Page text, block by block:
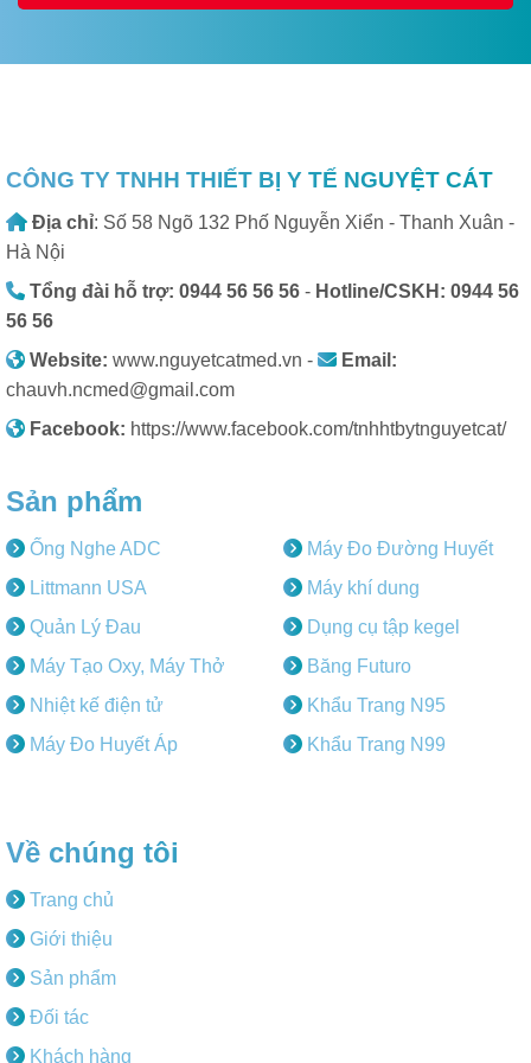
CÔNG TY TNHH THIẾT BỊ Y TẾ NGUYỆT CÁT
Địa chỉ: Số 58 Ngõ 132 Phố Nguyễn Xiển - Thanh Xuân -
Hà Nội
Tổng đài hỗ trợ: 0944 56 56 56 - Hotline/CSKH: 0944 56
56 56
Website: www.nguyetcatmed.vn -
Email:
chauvh.ncmed@gmail.com
Facebook: https://www.facebook.com/tnhhtbytnguyetcat/
Sản phẩm
Ống Nghe ADC
Littmann USA
Quản Lý Đau
Máy Tạo Oxy, Máy Thở
Nhiệt kế điện tử
Máy Đo Huyết Áp
Máy Đo Đường Huyết
Máy khí dung
Dụng cụ tập kegel
Băng Futuro
Khẩu Trang N95
Khẩu Trang N99
Về chúng tôi
Trang chủ
Giới thiệu
Sản phẩm
Đối tác
Khách hàng